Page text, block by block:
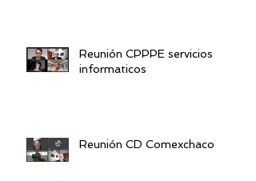
Reunión CPPPE servicios
informaticos
Reunión CD Comexchaco